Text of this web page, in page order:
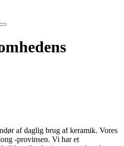
af daglig brug af keramik. Vores
-provinsen. Vi har et